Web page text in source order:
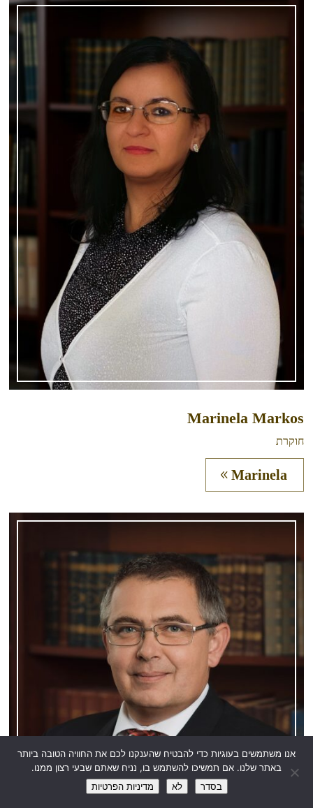
Marinela Markos
חוקרת
Marinela
אנו משתמשים בעוגיות כדי להבטיח שהענקנו לכם את החוויה הטובה ביותר
באתר שלנו. אם תמשיכו להשתמש בו, נניח שאתם שבעי רצון ממנו.
בסדר
לא מדיניות הפרטיות